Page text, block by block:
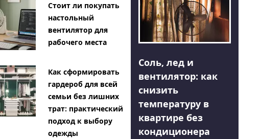
Стоит ли покупать
настольный
вентилятор для
рабочего места
Как сформировать
гардероб для всей
семьи без лишних
трат: практический
подход к выбору
одежды
Соль, лед и
вентилятор: как
снизить
температуру в
квартире без
кондиционера